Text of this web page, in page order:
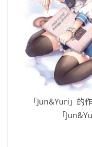
「Jun&Yuri」的
「